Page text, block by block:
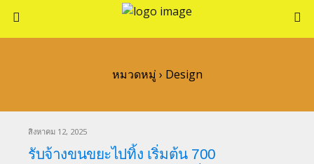
หมวดหมู่ › Design
สิงหาคม 12, 2025
รับจ้างขนขยะไปทิ้ง เริ่มต้น 700